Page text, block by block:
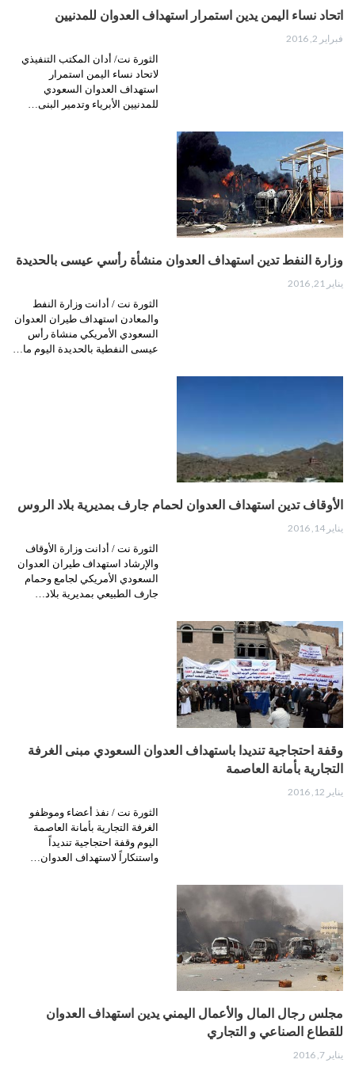
اتحاد نساء اليمن يدين استمرار استهداف العدوان للمدنيين
فبراير 2, 2016
الثورة نت/ أدان المكتب التنفيذي
لاتحاد نساء اليمن استمرار
استهداف العدوان السعودي
للمدنيين الأبرياء وتدمير البنى…
وزارة النفط تدين استهداف العدوان منشأة رأسي عيسى بالحديدة
يناير 21, 2016
الثورة نت / أدانت وزارة النفط
والمعادن استهداف طيران العدوان
السعودي الأمريكي منشاة رأس
عيسى النفطية بالحديدة اليوم ما…
الأوقاف تدين استهداف العدوان لحمام جارف بمديرية بلاد الروس
يناير 14, 2016
الثورة نت / أدانت وزارة الأوقاف
والإرشاد استهداف طيران العدوان
السعودي الأمريكي لجامع وحمام
جارف الطبيعي بمديرية بلاد…
وقفة احتجاجية تنديدا باستهداف العدوان السعودي مبنى الغرفة
التجارية بأمانة العاصمة
يناير 12, 2016
الثورة نت / نفذ أعضاء وموظفو
الغرفة التجارية بأمانة العاصمة
اليوم وقفة احتجاجية تنديداً
واستنكاراً لاستهداف العدوان…
مجلس رجال المال والأعمال اليمني يدين استهداف العدوان
للقطاع الصناعي و التجاري
يناير 7, 2016